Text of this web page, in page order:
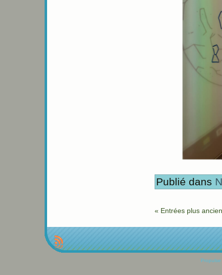
Publié dans
« Entrées plus